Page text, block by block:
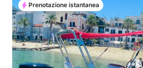
Prenotazione istantanea